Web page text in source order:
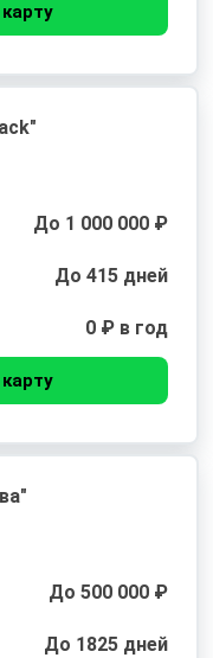
До 1 000 000 ₽
До 415 дней
0 ₽ в год
До 500 000 ₽
До 1825 дней